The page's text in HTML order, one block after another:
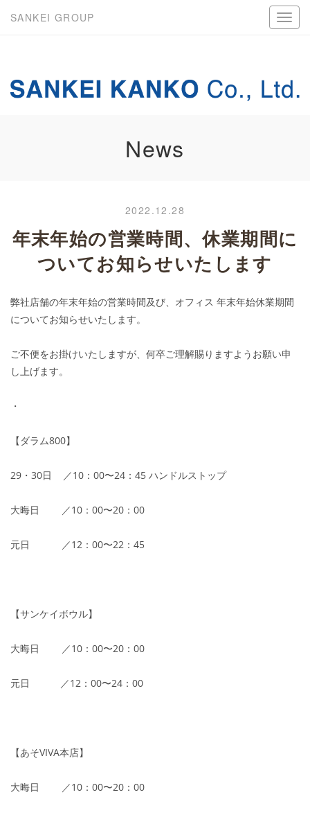
SANKEI GROUP
News
2022.12.28
年末年始の営業時間、休業期間に
ついてお知らせいたします
弊社店舗の年末年始の営業時間及び、オフィス 年末年始休業期間
についてお知らせいたします。
ご不便をお掛けいたしますが、何卒ご理解賜りますようお願い申
し上げます。
・
【ダラム800】
29・30日 ／10：00〜24：45 ハンドルストップ
大晦日 ／10：00〜20：00
元日 ／12：00〜22：45
【サンケイボウル】
大晦日 ／10：00〜20：00
元日 ／12：00〜24：00
【あそVIVA本店】
大晦日 ／10：00〜20：00